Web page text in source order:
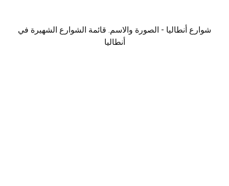
شوارع أنطاليا - الصورة والاسم. قائمة الشوارع الشهيرة في
أنطاليا